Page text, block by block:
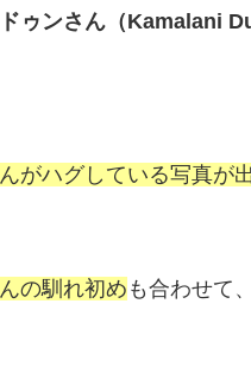
ゥンさん（Kamalani
がハグしている写真が
の馴れ初め も合わせて